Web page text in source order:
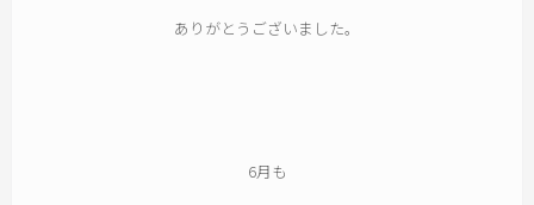
ありがとうございました。
6月も